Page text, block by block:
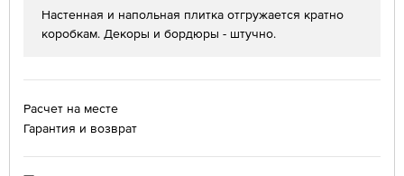
Настенная и напольная плитка отгружается кратно
коробкам. Декоры и бордюры - штучно.
Расчет на месте
Гарантия и возврат